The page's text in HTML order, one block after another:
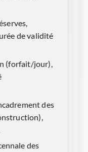
de validité
(forfait/jour),
des
des